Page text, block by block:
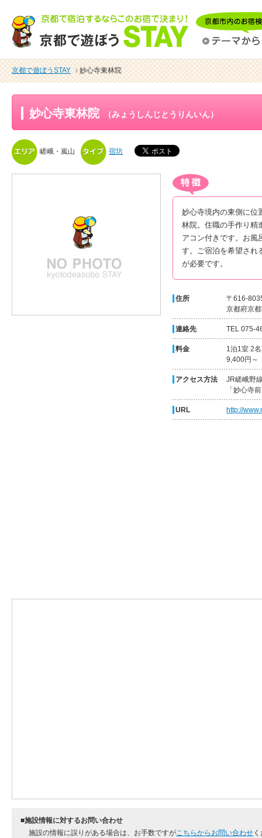
京都で遊ぼうSTAY 妙心寺東林院
妙心寺東林院 （みょうしんじとうりんいん）
嵯峨・嵐山 宿坊
妙心寺境内の東側に位
林院。住職の手作り精
アコン付きです。お風
す。ご宿泊を希望され
が必要です。
住所
〒616-
京都府京
連絡先 TEL 075-
料金
1泊1室 2
9,400円～
アクセス方法
JR嵯峨野
「妙心寺
URL http://
■施設情報に対するお問い合わせ
施設の情報に誤りがある場合は、お手数ですがこちらからお問い合わせ